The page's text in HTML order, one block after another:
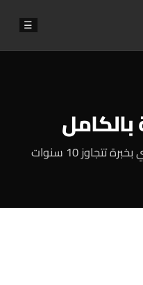
☰
بالكامل
ويست كابيتال — شريك تسويق عقاري بخبرة تتجاوز 10 سنوات